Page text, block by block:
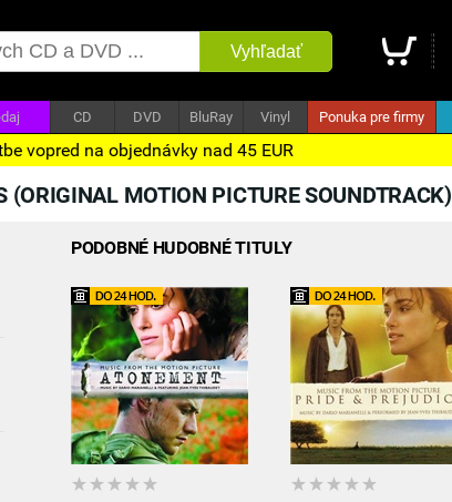
Vyhľadať
CD DVD BluRay Vinyl Ponuka pre firmy
vopred na objednávky nad 45 EUR
(ORIGINAL MOTION PICTURE SOUNDTRACK)
PODOBNÉ HUDOBNÉ TITULY